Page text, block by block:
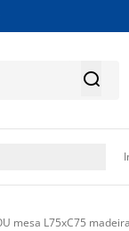

mesa L75xC75 madeira